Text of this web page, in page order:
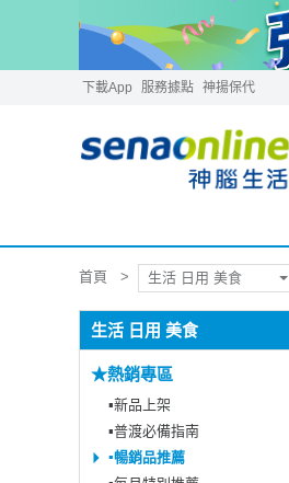
下載App 服務據點 神揚保代
首頁 生活 日用 美食
生活 日用 美食
★熱銷專區
▪︎新品上架
▪︎普渡必備指南
▪︎暢銷品推薦